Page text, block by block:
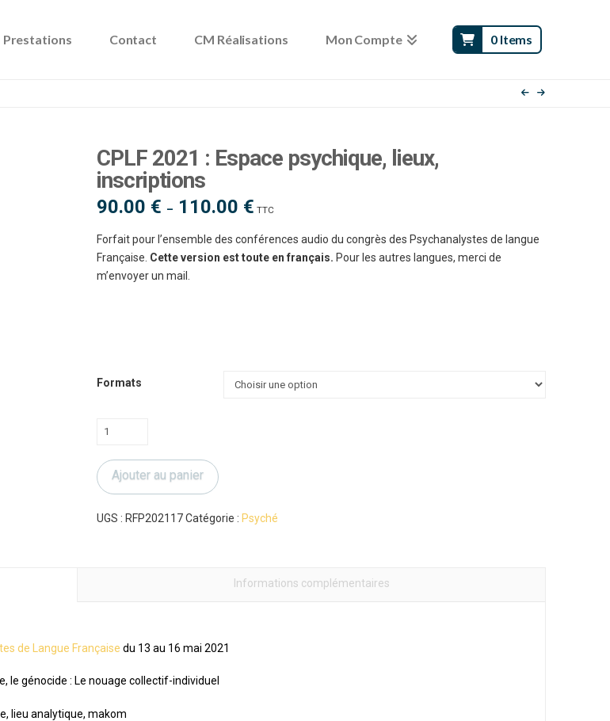
Prestations Contact CM Réalisations Mon Compte 0 Items
CPLF 2021 : Espace psychique, lieux,
inscriptions
90.00 € – 110.00 €Plage
de
90.00 €
à
110.00 €
TTC
Forfait pour l’ensemble des conférences audio du congrès des Psychanalystes de langue
Française. Cette version est toute en français. Pour les autres langues, merci de
m’envoyer un mail.
Formats
quantité
CPLF
2021
Espace
Ajouter au panier
UGS : RFP202117 Catégorie : Psyché
Informations complémentaires
de Langue Française du 13 au 16 mai 2021
le génocide : Le nouage collectif-individuel
lieu analytique, makom